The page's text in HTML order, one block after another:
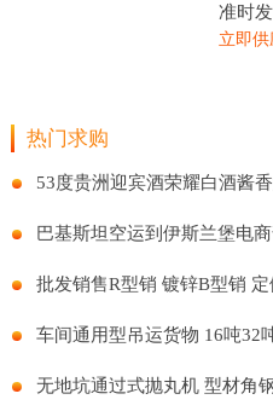
准时
立即供
热门求购
53度贵洲迎宾酒荣耀白酒酱
批发销售R型销 镀锌B型销
车间通用型吊运货物 16吨32
无地坑通过式抛丸机 型材角